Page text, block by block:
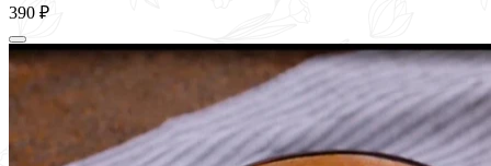
390 ₽